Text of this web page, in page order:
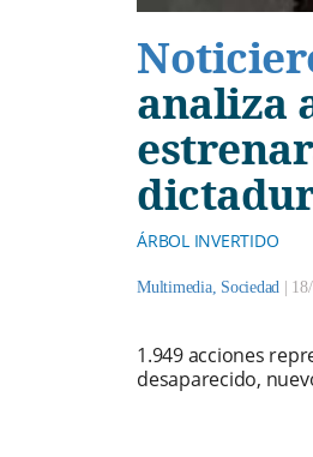
analiza
ÁRBOL INVERTIDO
Multimedia, Sociedad
1.949 acciones
desaparecido,